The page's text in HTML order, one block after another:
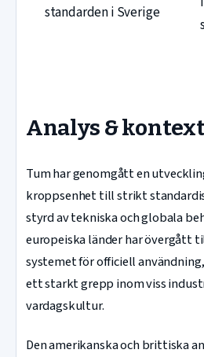
standarden i Sverige
Analys &
Tum har genomgått en
kroppsenhet till strikt
styrd av tekniska och globala
europeiska länder har övergått
systemet för officiell
ett starkt grepp inom viss
vardagskultur.
Den amerikanska och brittiska